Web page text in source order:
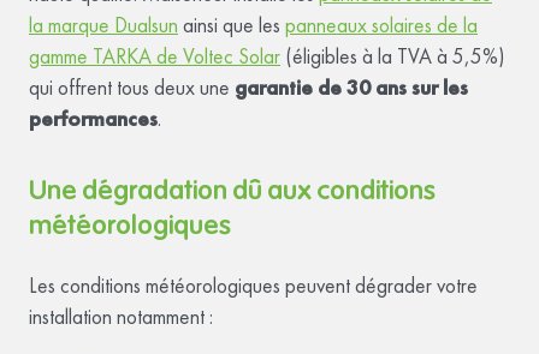
la marque Dualsun ainsi que les panneaux solaires de la
gamme TARKA de Voltec Solar (éligibles à la TVA à 5,5%)
qui offrent tous deux une garantie de 30 ans sur les
performances.
Une dégradation dû aux conditions
météorologiques
Les conditions météorologiques peuvent dégrader votre
installation notamment :